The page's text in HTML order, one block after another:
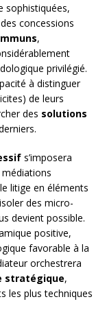
sophistiquées,
concessions
,
privilégié.
à distinguer
de leurs
des solutions
s’imposera
litige en éléments
des micro-
devient possible.
positive,
favorable à la
orchestrera
stratégique,
les plus techniques